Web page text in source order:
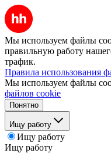
Мы используем файлы
правильную работу
трафик.
Правила использования
Мы используем файлы
файлов cookie
Понятно
Ищу работу
Ищу работу
Ищу работу